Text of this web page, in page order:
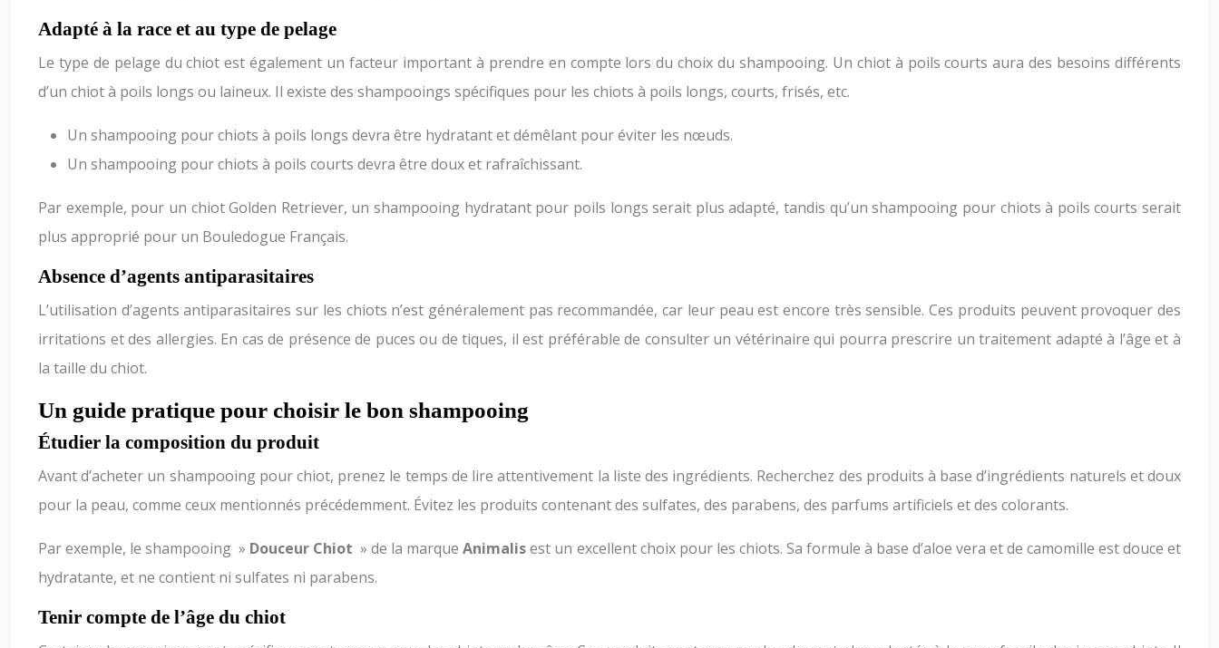
Adapté à la race et au type de pelage
Le type de pelage du chiot est également un facteur important à prendre en compte lors du choix du shampooing. Un chiot à poils courts aura des besoins différents
d’un chiot à poils longs ou laineux. Il existe des shampooings spécifiques pour les chiots à poils longs, courts, frisés, etc.
Un shampooing pour chiots à poils longs devra être hydratant et démêlant pour éviter les nœuds.
Un shampooing pour chiots à poils courts devra être doux et rafraîchissant.
Par exemple, pour un chiot Golden Retriever, un shampooing hydratant pour poils longs serait plus adapté, tandis qu’un shampooing pour chiots à poils courts serait
plus approprié pour un Bouledogue Français.
Absence d’agents antiparasitaires
L’utilisation d’agents antiparasitaires sur les chiots n’est généralement pas recommandée, car leur peau est encore très sensible. Ces produits peuvent provoquer des
irritations et des allergies. En cas de présence de puces ou de tiques, il est préférable de consulter un vétérinaire qui pourra prescrire un traitement adapté à l’âge et à
la taille du chiot.
Un guide pratique pour choisir le bon shampooing
Étudier la composition du produit
Avant d’acheter un shampooing pour chiot, prenez le temps de lire attentivement la liste des ingrédients. Recherchez des produits à base d’ingrédients naturels et doux
pour la peau, comme ceux mentionnés précédemment. Évitez les produits contenant des sulfates, des parabens, des parfums artificiels et des colorants.
Par exemple, le shampooing » Douceur Chiot » de la marqueAnimalisest un excellent choix pour les chiots. Sa formule à base d’aloe vera et de camomille est douce et
hydratante, et ne contient ni sulfates ni parabens.
Tenir compte de l’âge du chiot